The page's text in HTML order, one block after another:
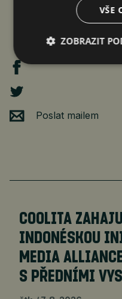
Poslat mailem
COOLITA
INDONÉSKOU
MEDIA
S PŘEDNÍMI
VŠE
ZOBRAZIT